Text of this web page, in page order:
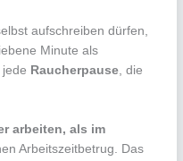
aufschreiben dürfen,
Minute als
Raucherpause, die
arbeiten, als im
Arbeitszeitbetrug. Das